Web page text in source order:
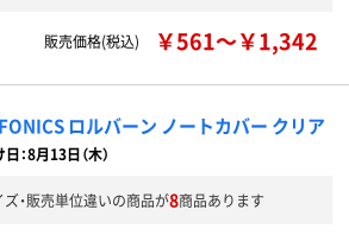
販売価格(税込) ￥561～￥1,342
ロルバーン ノートカバー クリア
：8月13日（木）
ズ・販売単位違いの商品が8商品あります